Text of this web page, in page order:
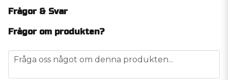
Frågor & Svar
Frågor om produkten?
question
Fråga oss något om denna produkten...